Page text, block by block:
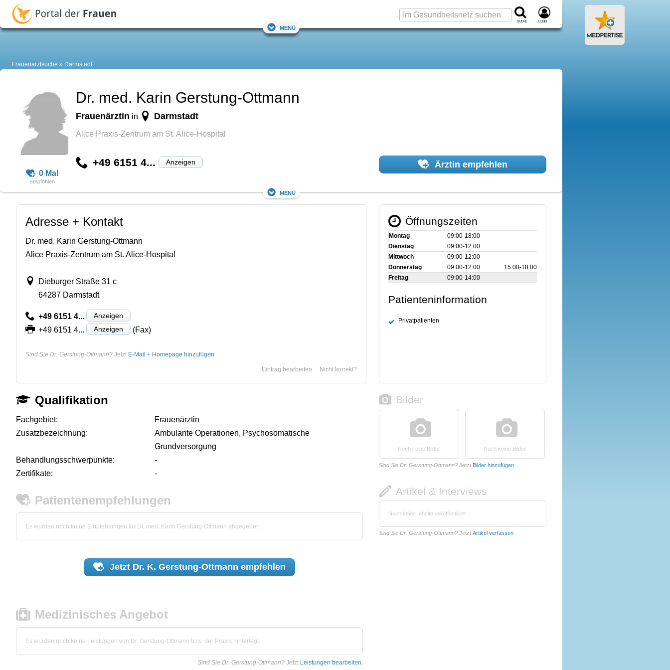
Suche Login
Menü
Frauenarztsuche Darmstadt
0 Mal
Dr. med. Karin Gerstung-Ottmann
Frauenärztin in Darmstadt
Alice Praxis-Zentrum am St. Alice-Hospital
+49 6151 4... Anzeigen Ärztin empfehlen
Menü
Adresse + Kontakt
Dr. med. Karin Gerstung-Ottmann
Alice Praxis-Zentrum am St. Alice-Hospital
Dieburger Straße 31 c
64287 Darmstadt
+49 6151 4... Anzeigen
+49 6151 4... Anzeigen (Fax)
Sind Sie Dr. Gerstung-Ottmann? Jetzt E-Mail + Homepage hinzufügen
Nicht korrekt?
Eintrag bearbeiten
Öffnungszeiten
Montag
09:00‑18:00
Dienstag
09:00‑12:00
Mittwoch
09:00‑12:00
Donnerstag
09:00‑12:00
15:00‑18:00
Freitag
09:00‑14:00
Patienteninformation
Privatpatienten
Qualifikation
Fachgebiet:
Frauenärztin
Zusatzbezeichnung:
Ambulante Operationen, Psychosomatische
Grundversorgung
Behandlungsschwerpunkte:
-
Zertifikate:
-
Patientenempfehlungen
Es wurden noch keine Empfehlungen für Dr. med. Karin Gerstung-Ottmann abgegeben.
Jetzt Dr. K. Gerstung-Ottmann empfehlen
Medizinisches Angebot
Es wurden noch keine Leistungen von Dr. Gerstung-Ottmann bzw. der Praxis hinterlegt.
Sind Sie Dr. Gerstung-Ottmann? Jetzt Leistungen bearbeiten.
Bilder
Noch keine Bilder Noch keine Bilder
Sind Sie Dr. Gerstung-Ottmann? Jetzt Bilder hinzufügen
Artikel & Interviews
Noch keine Inhalte veröffentlicht
Sind Sie Dr. Gerstung-Ottmann? Jetzt Artikel verfassen